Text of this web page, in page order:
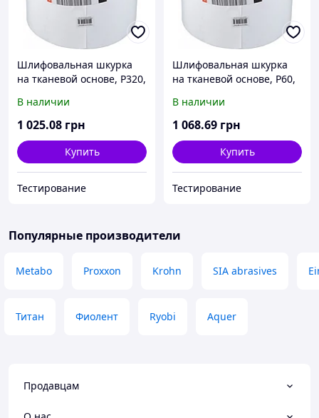
Шлифовальная шкурка
на тканевой основе, P320,
В наличии
1 025.08 грн
Купить
Тестирование
Шлифовальная шкурка
на тканевой основе, P60,
В наличии
1 068.69 грн
Купить
Тестирование
Популярные производители
Metabo Proxxon Krohn SIA abrasives
Титан Фиолент Ryobi Aquer
Продавцам